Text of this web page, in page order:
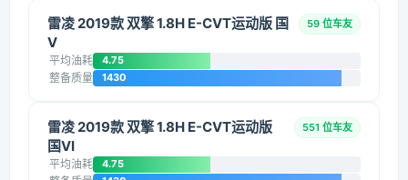
雷凌 2019款 双擎 1.8H E-CVT运动版 国
V
59 位车友
平均油耗 4.75
整备质量 1430
雷凌 2019款 双擎 1.8H E-CVT运动版
国VI
551 位车友
平均油耗 4.75